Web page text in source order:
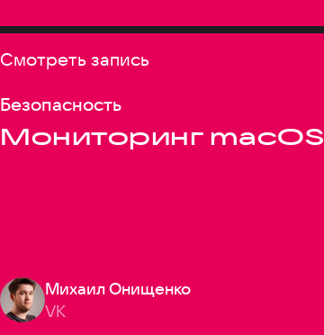
Смотреть запись
Безопасность
Мониторинг macOS
Михаил Онищенко
VK